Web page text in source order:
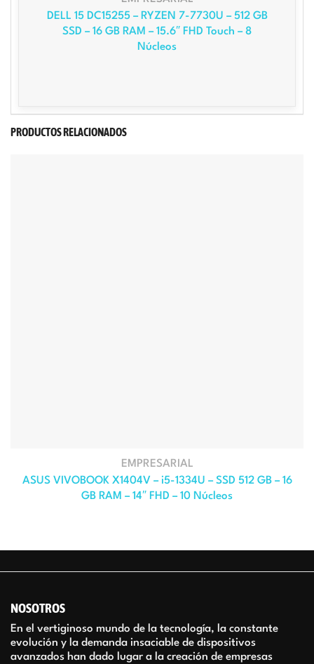
DELL 15 DC15255 – RYZEN 7-7730U – 512 GB
SSD – 16 GB RAM – 15.6″ FHD Touch – 8
Núcleos
PRODUCTOS RELACIONADOS
EMPRESARIAL
ASUS VIVOBOOK X1404V – i5-1334U – SSD 512 GB – 16
GB RAM – 14″ FHD – 10 Núcleos
NOSOTROS
En el vertiginoso mundo de la tecnología, la constante
evolución y la demanda insaciable de dispositivos
avanzados han dado lugar a la creación de empresas